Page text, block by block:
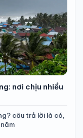
nơi chịu nhiều
câu trả lời là có,